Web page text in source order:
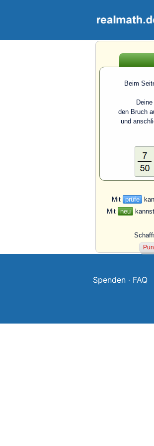
Beim
den Bruch
und
Mit prüfe
Mit neu
Spenden · FAQ